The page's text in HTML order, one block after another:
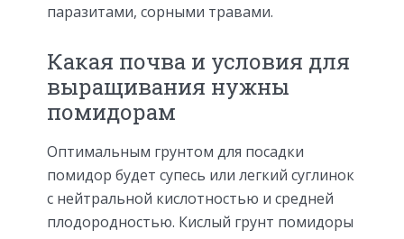
паразитами, сорными травами.
Какая почва и условия для
выращивания нужны
помидорам
Оптимальным грунтом для посадки
помидор будет супесь или легкий суглинок
с нейтральной кислотностью и средней
плодородностью. Кислый грунт помидоры